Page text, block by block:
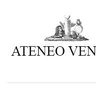
Ateneo
è